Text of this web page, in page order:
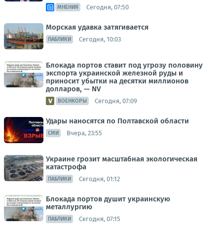
МНЕНИЯ Сегодня, 07:50
Морская удавка затягивается
ПАБЛИКИ Сегодня, 10:03
Блокада портов ставит под угрозу половину
экспорта украинской железной руды и
приносит убытки на десятки миллионов
долларов, — NV
ВОЕНКОРЫ Сегодня, 07:09
Удары наносятся по Полтавской области
СМИ Вчера, 23:55
Украине грозит масштабная экологическая
катастрофа
ПАБЛИКИ Сегодня, 01:12
Блокада портов душит украинскую
металлургию
ПАБЛИКИ Сегодня, 07:15